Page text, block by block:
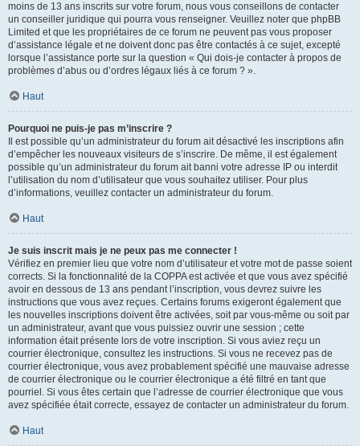
moins de 13 ans inscrits sur votre forum, nous vous conseillons de contacter
un conseiller juridique qui pourra vous renseigner. Veuillez noter que phpBB
Limited et que les propriétaires de ce forum ne peuvent pas vous proposer
d’assistance légale et ne doivent donc pas être contactés à ce sujet, excepté
lorsque l’assistance porte sur la question « Qui dois-je contacter à propos de
problèmes d’abus ou d’ordres légaux liés à ce forum ? ».
Haut
Pourquoi ne puis-je pas m’inscrire ?
Il est possible qu’un administrateur du forum ait désactivé les inscriptions afin
d’empêcher les nouveaux visiteurs de s’inscrire. De même, il est également
possible qu’un administrateur du forum ait banni votre adresse IP ou interdit
l’utilisation du nom d’utilisateur que vous souhaitez utiliser. Pour plus
d’informations, veuillez contacter un administrateur du forum.
Haut
Je suis inscrit mais je ne peux pas me connecter !
Vérifiez en premier lieu que votre nom d’utilisateur et votre mot de passe soient
corrects. Si la fonctionnalité de la COPPA est activée et que vous avez spécifié
avoir en dessous de 13 ans pendant l’inscription, vous devrez suivre les
instructions que vous avez reçues. Certains forums exigeront également que
les nouvelles inscriptions doivent être activées, soit par vous-même ou soit par
un administrateur, avant que vous puissiez ouvrir une session ; cette
information était présente lors de votre inscription. Si vous aviez reçu un
courrier électronique, consultez les instructions. Si vous ne recevez pas de
courrier électronique, vous avez probablement spécifié une mauvaise adresse
de courrier électronique ou le courrier électronique a été filtré en tant que
pourriel. Si vous êtes certain que l’adresse de courrier électronique que vous
avez spécifiée était correcte, essayez de contacter un administrateur du forum.
Haut